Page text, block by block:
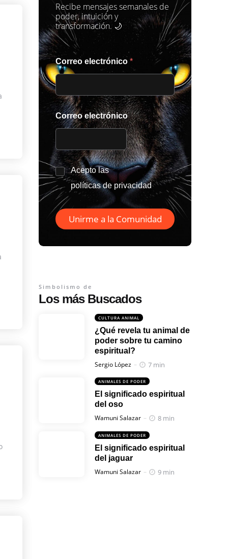
Recibe mensajes semanales de
poder, intuición y
transformación. 🌙
Correo electrónico *
Correo electrónico
*
Acepto las
políticas de privacidad
Unirme a la Comunidad
Los más Buscados
Simbolismo de
CULTURA ANIMAL
¿Qué revela tu animal de
poder sobre tu camino
espiritual?
Posted
Sergio López 7 min
ANIMALES DE PODER
El significado espiritual
del oso
Posted
Wamuni Salazar 8 min
ANIMALES DE PODER
El significado espiritual
del jaguar
Posted
Wamuni Salazar 9 min